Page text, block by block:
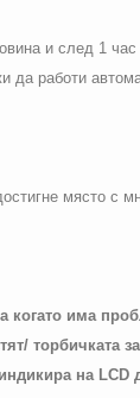
и след 1 час
работи
място с
има
торбичката
на LCD